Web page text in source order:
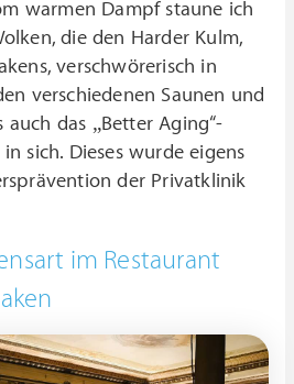
warmen Dampf staune ich
die den Harder Kulm,
verschwörerisch in
verschiedenen Saunen und
das „Better Aging“-
sich. Dieses wurde eigens
der Privatklinik
im Restaurant